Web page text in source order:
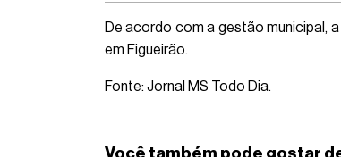
De acordo com a gestão municipal,
em Figueirão.
Fonte: Jornal MS Todo Dia.
Você também pode gostar